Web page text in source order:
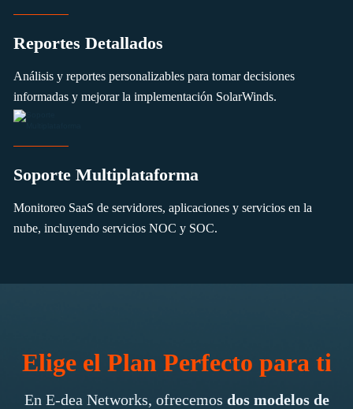
Reportes Detallados
Análisis y reportes personalizables para tomar decisiones
informadas y mejorar la implementación SolarWinds.
Soporte Multiplataforma
Monitoreo SaaS de servidores, aplicaciones y servicios en la
nube, incluyendo servicios NOC y SOC.
Elige el Plan Perfecto para ti
En E-dea Networks, ofrecemos dos modelos de